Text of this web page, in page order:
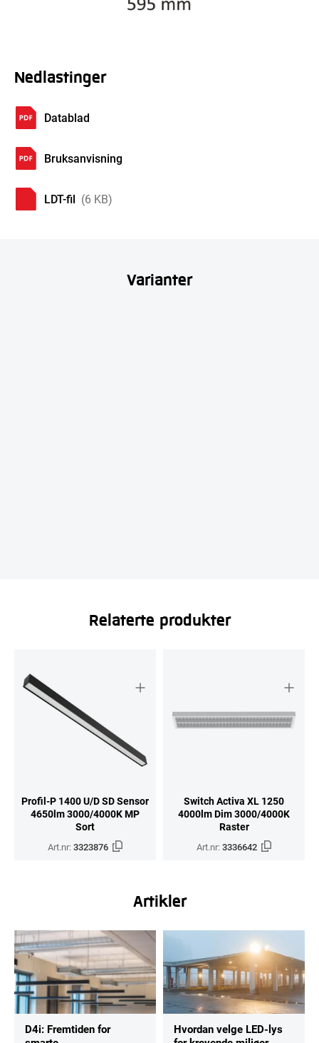
Nedlastinger
Datablad
Bruksanvisning
LDT-fil (6 KB)
Varianter
Relaterte produkter
Profil-P 1400 U/D SD Sensor
4650lm 3000/4000K MP
Sort
Art.nr:3323876
Switch Activa XL 1250
4000lm Dim 3000/4000K
Raster
Art.nr:3336642
Artikler
D4i: Fremtiden for
Hvordan velge LED-lys